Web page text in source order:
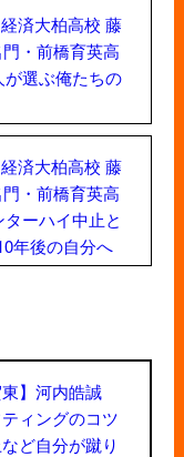
済大柏高校 藤
・前橋育英高
選ぶ俺たちの
済大柏高校 藤
・前橋育英高
ーハイ中止と
年後の自分へ
東】河内皓誠
ティングのコツ
ど自分が蹴り